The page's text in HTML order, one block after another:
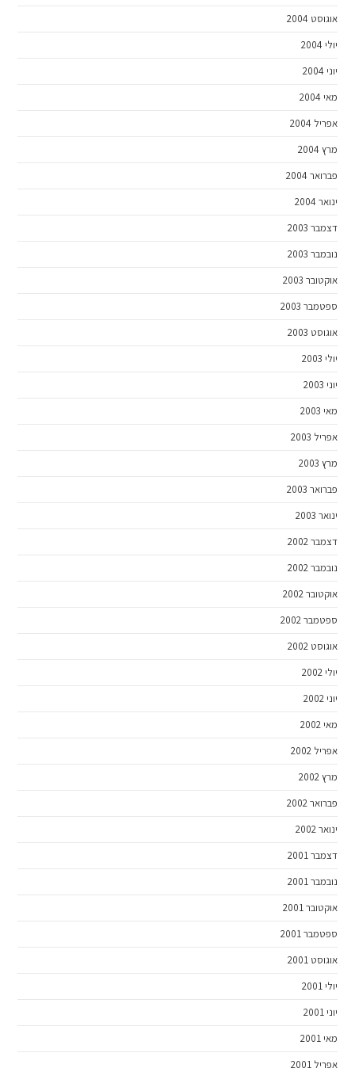
אוגוסט 2004
יולי 2004
יוני 2004
מאי 2004
אפריל 2004
מרץ 2004
פברואר 2004
ינואר 2004
דצמבר 2003
נובמבר 2003
אוקטובר 2003
ספטמבר 2003
אוגוסט 2003
יולי 2003
יוני 2003
מאי 2003
אפריל 2003
מרץ 2003
פברואר 2003
ינואר 2003
דצמבר 2002
נובמבר 2002
אוקטובר 2002
ספטמבר 2002
אוגוסט 2002
יולי 2002
יוני 2002
מאי 2002
אפריל 2002
מרץ 2002
פברואר 2002
ינואר 2002
דצמבר 2001
נובמבר 2001
אוקטובר 2001
ספטמבר 2001
אוגוסט 2001
יולי 2001
יוני 2001
מאי 2001
אפריל 2001